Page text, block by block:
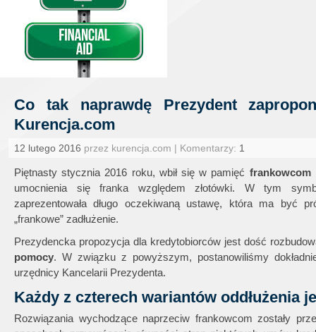
Co tak naprawdę Prezydent
Kurencja.com
12 lutego 2016 przez kurencja.com | Komentarzy: 1
Piętnasty stycznia 2016 roku, wbił się w pamięć frankowcom
umocnienia się franka względem złotówki. W tym
zaprezentowała długo oczekiwaną ustawę, która ma być
„frankowe” zadłużenie.
Prezydencka propozycja dla kredytobiorców jest dość
pomocy. W związku z powyższym, postanowiliśmy
urzędnicy Kancelarii Prezydenta.
Każdy z czterech wariantów oddłużenia
Rozwiązania wychodzące naprzeciw frankowcom zostały